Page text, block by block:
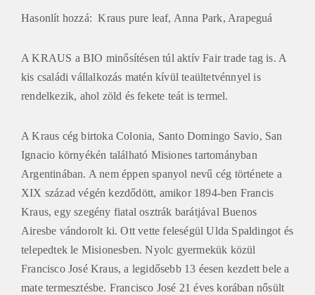
Hasonlít hozzá: Kraus pure leaf, Anna Park, Arapeguá
A KRAUS a BIO minősítésen túl aktív Fair trade tag is. A
kis családi vállalkozás matén kívül teaültetvénnyel is
rendelkezik, ahol zöld és fekete teát is termel.
A Kraus cég birtoka Colonia, Santo Domingo Savio, San
Ignacio környékén található Misiones tartományban
Argentinában. A nem éppen spanyol nevű cég története a
XIX század végén kezdődött, amikor 1894-ben Francis
Kraus, egy szegény fiatal osztrák barátjával Buenos
Airesbe vándorolt ki. Ott vette feleségül Ulda Spaldingot és
telepedtek le Misionesben. Nyolc gyermekük közül
Francisco José Kraus, a legidősebb 13 éesen kezdett bele a
mate termesztésbe. Francisco José 21 éves korában nősült